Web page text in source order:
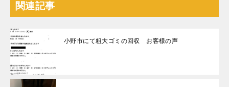
関連記事
小野市にて粗大ゴミの回収 お客様の声